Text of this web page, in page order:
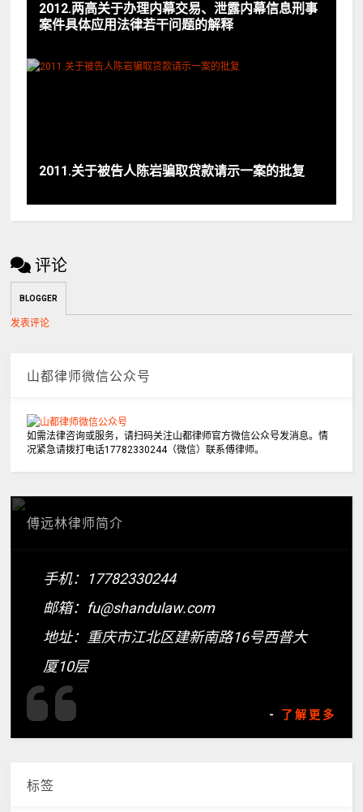
2012.两高关于办理内幕交易、泄露内幕信息刑事
案件具体应用法律若干问题的解释
2011.关于被告人陈岩骗取贷款请示一案的批复
评论
BLOGGER
发表评论
山都律师微信公众号
如需法律咨询或服务，请扫码关注山都律师官方微信公众号发消息。情
况紧急请拨打电话17782330244（微信）联系傅律师。
傅远林律师简介
手机：17782330244
邮箱：fu@shandulaw.com
地址：重庆市江北区建新南路16号西普大
厦10层
- 了解更多
标签